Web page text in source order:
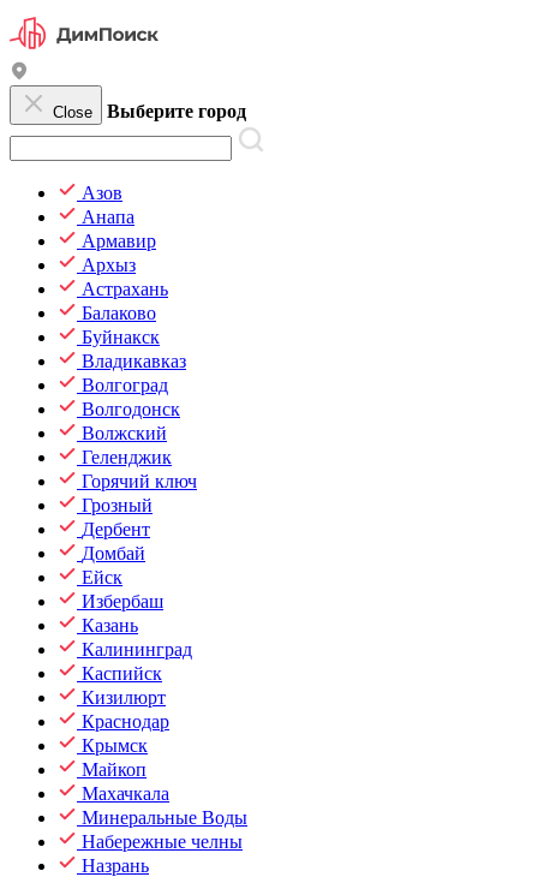
Close Выберите город
Азов
Анапа
Армавир
Архыз
Астрахань
Балаково
Буйнакск
Владикавказ
Волгоград
Волгодонск
Волжский
Геленджик
Горячий ключ
Грозный
Дербент
Домбай
Ейск
Избербаш
Казань
Калининград
Каспийск
Кизилюрт
Краснодар
Крымск
Майкоп
Махачкала
Минеральные Воды
Набережные челны
Назрань